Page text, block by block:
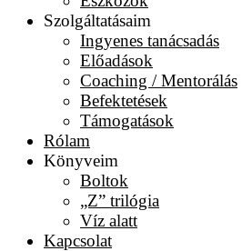
Szolgáltatásaim
Ingyenes tanácsadás
Előadások
Coaching / Mentorálás
Befektetések
Támogatások
Rólam
Könyveim
Boltok
„Z” trilógia
Víz alatt
Kapcsolat